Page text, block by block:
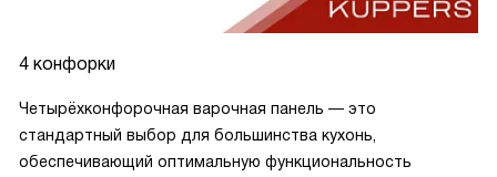
4 конфорки
Четырёхконфорочная варочная панель — это
стандартный выбор для большинства кухонь,
обеспечивающий оптимальную функциональность